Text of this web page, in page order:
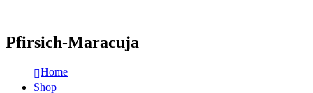
Pfirsich-Maracuja
Home
Shop